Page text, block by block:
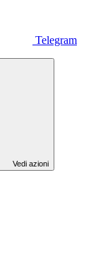
Telegram
Vedi azioni